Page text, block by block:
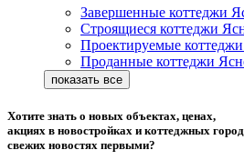
Завершенные коттеджи
Строящиеся коттеджи
Проектируемые
Проданные коттеджи
Хотите знать о новых объектах, ценах,
акциях в новостройках и коттеджных
свежих новостях первыми?